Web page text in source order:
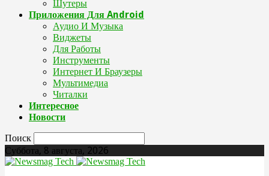
Шутеры
Приложения Для Android
Аудио И Музыка
Виджеты
Для Работы
Инструменты
Интернет И Браузеры
Мультимедиа
Читалки
Интересное
Новости
Поиск
Суббота, 8 августа, 2026